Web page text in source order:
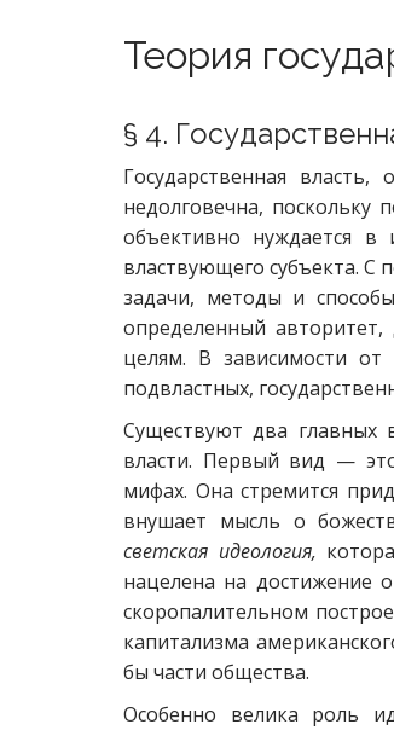
Теория
§ 4.
Государственная
недолговечна, поскольку
объективно нуждается в
властвующего субъекта. С
задачи, методы и
определенный
целям. В зависимости
подвластных,
Существуют два главных
власти. Первый вид —
мифах. Она стремится
внушает мысль о
светская идеология,
нацелена на достижение
скоропалительном
капитализма
бы части общества.
Особенно велика роль